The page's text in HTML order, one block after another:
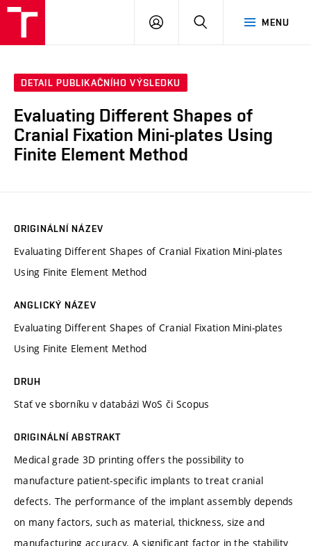
MENU
PŘIHLÁSIT
DETAIL PUBLIKAČNÍHO VÝSLEDKU
Evaluating Different Shapes of
Cranial Fixation Mini-plates Using
Finite Element Method
ORIGINÁLNÍ NÁZEV
Evaluating Different Shapes of Cranial Fixation Mini-plates
Using Finite Element Method
ANGLICKÝ NÁZEV
Evaluating Different Shapes of Cranial Fixation Mini-plates
Using Finite Element Method
DRUH
Stať ve sborníku v databázi WoS či Scopus
ORIGINÁLNÍ ABSTRAKT
Medical grade 3D printing offers the possibility to
manufacture patient-specific implants to treat cranial
defects. The performance of the implant assembly depends
on many factors, such as material, thickness, size and
manufacturing accuracy. A significant factor in the stability